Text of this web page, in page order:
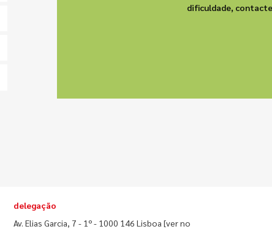
dificuldade,
delegação
Av. Elias Garcia, 7 - 1º - 1000 146 Lisboa [ver no